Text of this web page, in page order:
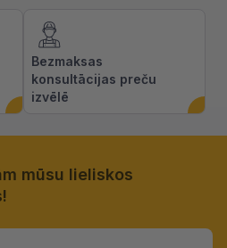
Bezmaksas
konsultācijas preču
izvēlē
mūsu lieliskos